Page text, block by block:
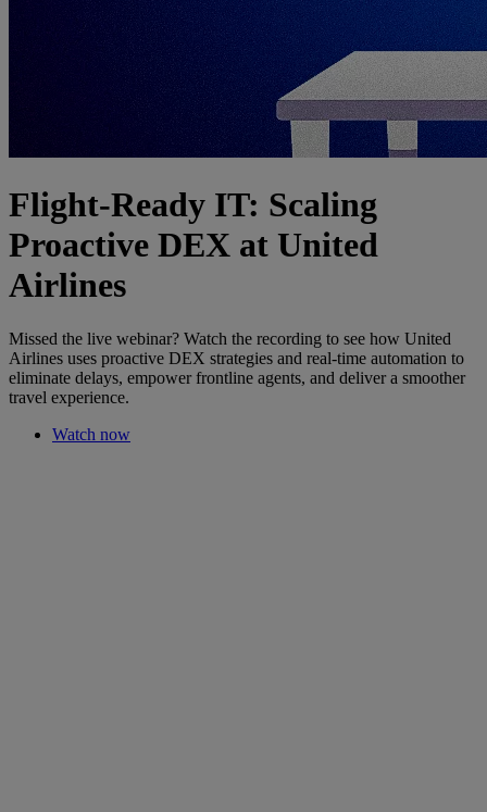
Flight-Ready IT: Scaling
Proactive DEX at United
Airlines
Missed the live webinar? Watch the recording to see how United
Airlines uses proactive DEX strategies and real-time automation to
eliminate delays, empower frontline agents, and deliver a smoother
travel experience.
Watch now